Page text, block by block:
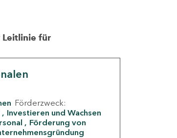
Leitlinie für
Förderzweck:
Investieren und Wachsen
Förderung von